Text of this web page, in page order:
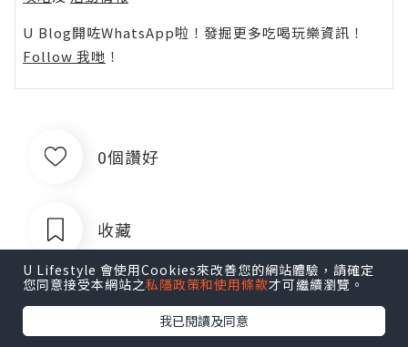
U Blog開咗WhatsApp啦！發掘更多吃喝玩樂資訊！
Follow 我哋 ！
0個讚好
收藏
U Lifestyle 會使用Cookies來改善您的網站體驗，請確定
您同意接受本網站之私隱政策和使用條款才可繼續瀏覽。
我已閱讀及同意